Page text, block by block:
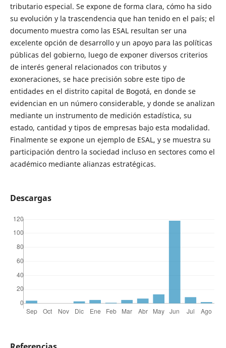
tributario especial. Se expone de forma clara, cómo ha sido
su evolución y la trascendencia que han tenido en el país; el
documento muestra como las ESAL resultan ser una
excelente opción de desarrollo y un apoyo para las políticas
públicas del gobierno, luego de exponer diversos criterios
de interés general relacionados con tributos y
exoneraciones, se hace precisión sobre este tipo de
entidades en el distrito capital de Bogotá, en donde se
evidencian en un número considerable, y donde se analizan
mediante un instrumento de medición estadística, su
estado, cantidad y tipos de empresas bajo esta modalidad.
Finalmente se expone un ejemplo de ESAL, y se muestra su
participación dentro la sociedad incluso en sectores como el
académico mediante alianzas estratégicas.
Descargas